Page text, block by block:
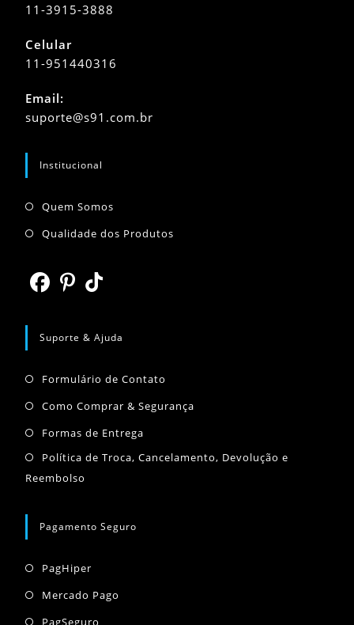
11-3915-3888
Celular
11-951440316
em
seu
Email:
suporte@s91.com.brAbre
Institucional
Quem SomosAbre
Qualidade dos ProdutosAbre
em
nova
aba
em
nova
aba
em
nova
Suporte & Ajuda
Formulário de Contato
aba
Como Comprar & SegurançaAbre
Formas de EntregaAbre
em
Política de Troca, Cancelamento, Devolução e
Reembolso
Pagamento Seguro
PagHiperAbre
Mercado Pago
PagSeguro